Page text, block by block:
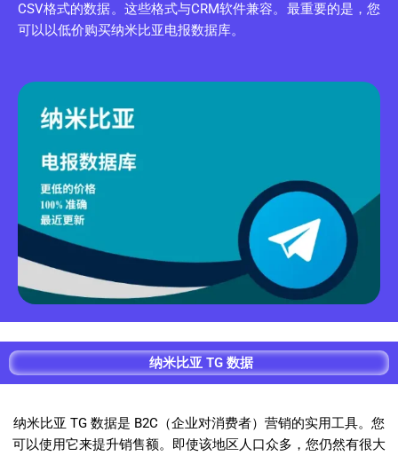
CSV格式的数据。这些格式与CRM软件兼容。最重要的是，您
可以以低价购买纳米比亚电报数据库。
纳米比亚 TG 数据
纳米比亚 TG 数据是 B2C（企业对消费者）营销的实用工具。您
可以使用它来提升销售额。即使该地区人口众多，您仍然有很大